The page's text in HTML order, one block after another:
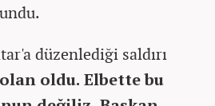
düzenlediği saldırı
oldu. Elbette bu